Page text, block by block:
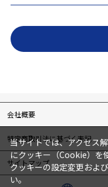
会社概要
特定商取引法に基づく表記
サイトマップ
当サイトでは、アクセス
にクッキー（Cookie）を
クッキーの設定変更およ
い。